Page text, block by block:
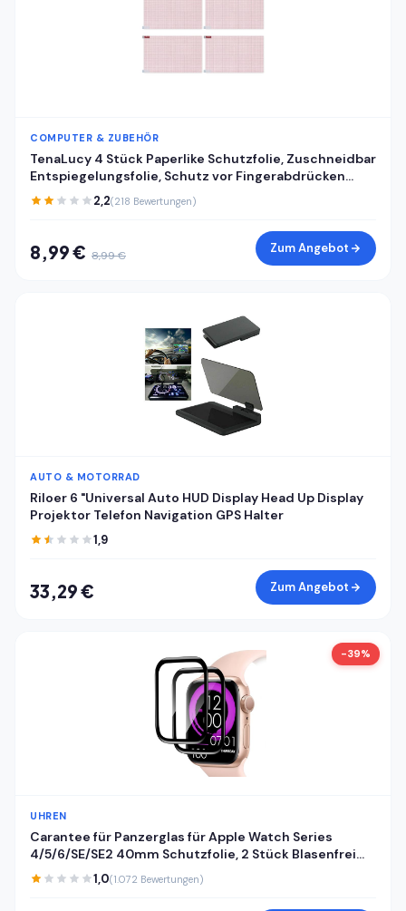
COMPUTER & ZUBEHÖR
TenaLucy 4 Stück Paperlike Schutzfolie, Zuschneidbar
Entspiegelungsfolie, Schutz vor Fingerabdrücken
Screen Protector, Kratzfest Handy Schutzfolie für
GPS Geräte Kameras Uhren Tablets
2,2(218 Bewertungen)
8,99 € 8,99 € Zum Angebot
AUTO & MOTORRAD
Riloer 6 "Universal Auto HUD Display Head Up Display
Projektor Telefon Navigation GPS Halter
1,9
33,29 € Zum Angebot
-39%
UHREN
Carantee für Panzerglas für Apple Watch Series
4/5/6/SE/SE2 40mm Schutzfolie, 2 Stück Blasenfrei
Weich TPU HD Klar Displayfolie, Anti-Staub Folie,
Kratzfest Displayschutz, Selbstheilend
1,0(1.072 Bewertungen)